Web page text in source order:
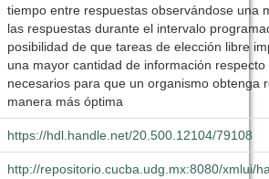
tiempo entre respuestas observándose una
las respuestas durante el intervalo
posibilidad de que tareas de elección libre
una mayor cantidad de información
necesarios para que un organismo obtenga
manera más óptima
https://hdl.handle.net/20.500.12104/79108
http://repositorio.cucba.udg.mx:8080/xmlui/